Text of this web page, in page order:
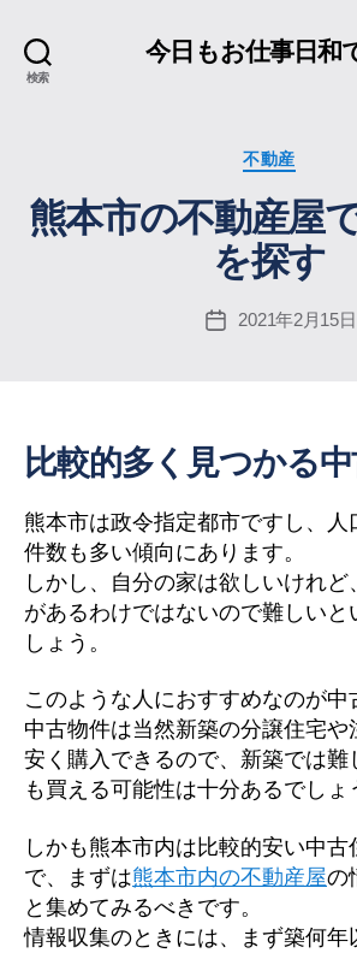
検索
今日もお仕事日和
カ
ゴ
リ
ー
不動産
熊本市の不動産屋
を探す
投
2021年2月15日
比較的多く見つかる
熊本市は政令指定都市ですし、人
件数も多い傾向にあります。
しかし、自分の家は欲しいけれど
があるわけではないので難しいと
しょう。
このような人におすすめなのが中
中古物件は当然新築の分譲住宅や
安く購入できるので、新築では難
も買える可能性は十分あるでしょ
しかも熊本市内は比較的安い中古
で、まずは熊本市内の不動産屋の
と集めてみるべきです。
情報収集のときには、まず築何年